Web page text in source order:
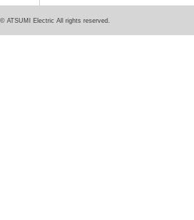
ATSUMI Electric All rights reserved.